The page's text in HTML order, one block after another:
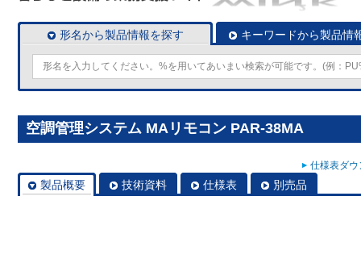
形名から製品情報を探す キーワードから製品情
空調管理システム MAリモコン PAR-38MA
仕様表ダ
製品概要 技術資料 仕様表 別売品